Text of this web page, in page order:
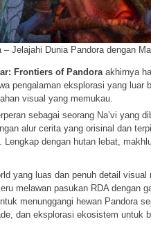
Jelajahi Dunia Pandora dengan
Frontiers of Pandora akhirnya
pengalaman eksplorasi yang
visual yang memukau.
sebagai seorang Na’vi yang
alur cerita yang orisinal dan
Lengkap dengan hutan lebat,
yang luas dan penuh detail visual
melawan pasukan RDA dengan
menunggangi hewan Pandora
dan eksplorasi ekosistem untuk